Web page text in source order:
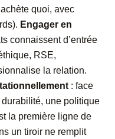
quoi, avec
Engager en
connaissent d’entrée
RSE,
la relation.
: face
une politique
la première ligne de
un tiroir ne remplit